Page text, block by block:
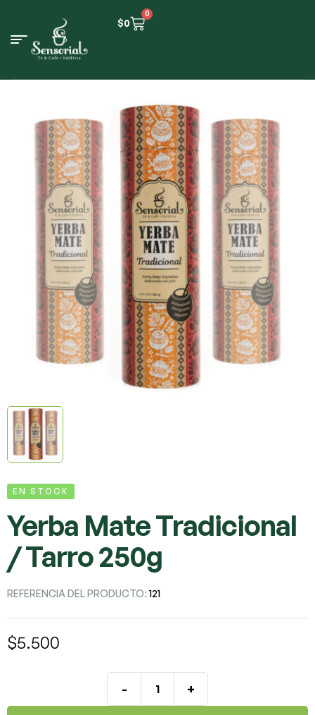
$0
0
EN STOCK
Yerba Mate Tradicional
/ Tarro 250g
REFERENCIA DEL PRODUCTO:121
$5.500
- +